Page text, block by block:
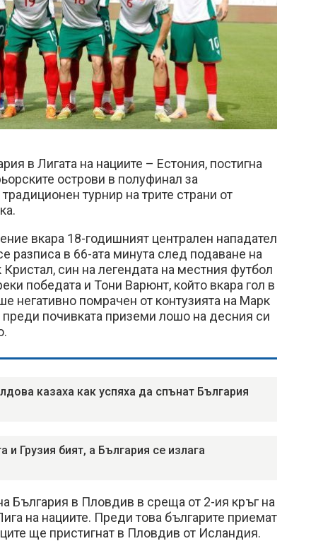
в Лигата на нациите – Естония, постигна
острови в полуфинал за
традиционен турнир на трите страни от
вкара 18-годишният централен нападател
разписа в 66-ата минута след подаване на
син на легендата на местния футбол
победата и Тони Варюнт, който вкара гол в
негативно помрачен от контузията на Марк
почивката приземи лошо на десния си
казаха как успяха да спънат България
и Грузия бият, а България се излага
България в Пловдив в среща от 2-ия кръг на
на нациите. Преди това българите приемат
ще пристигнат в Пловдив от Исландия.